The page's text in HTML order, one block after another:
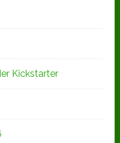
Kickstarter